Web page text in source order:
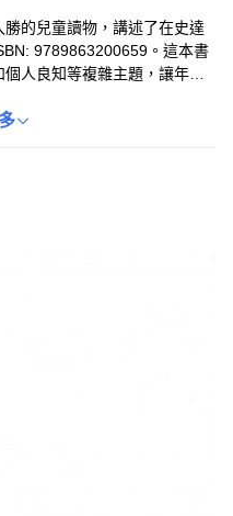
勝的兒童讀物，講述了在史達
9789863200659。這本書
人良知等複雜主題，讓年輕
不同文化的理解。這本外國